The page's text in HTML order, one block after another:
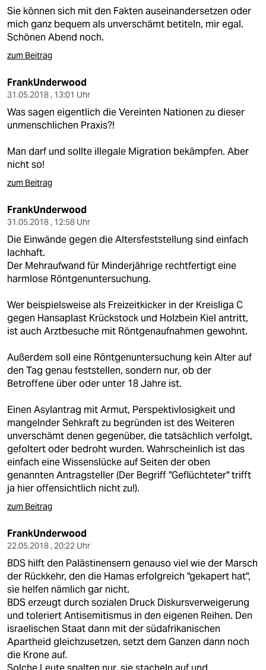
Sie können sich mit den Fakten auseinandersetzen oder
mich ganz bequem als unverschämt betiteln, mir egal.
Schönen Abend noch.
zum Beitrag
FrankUnderwood
31.05.2018 , 13:01 Uhr
Was sagen eigentlich die Vereinten Nationen zu dieser
unmenschlichen Praxis?!
Man darf und sollte illegale Migration bekämpfen. Aber
nicht so!
zum Beitrag
FrankUnderwood
31.05.2018 , 12:58 Uhr
Die Einwände gegen die Altersfeststellung sind einfach
lachhaft.
Der Mehraufwand für Minderjährige rechtfertigt eine
harmlose Röntgenuntersuchung.
Wer beispielsweise als Freizeitkicker in der Kreisliga C
gegen Hansaplast Krückstock und Holzbein Kiel antritt,
ist auch Arztbesuche mit Röntgenaufnahmen gewohnt.
Außerdem soll eine Röntgenuntersuchung kein Alter auf
den Tag genau feststellen, sondern nur, ob der
Betroffene über oder unter 18 Jahre ist.
Einen Asylantrag mit Armut, Perspektivlosigkeit und
mangelnder Sehkraft zu begründen ist des Weiteren
unverschämt denen gegenüber, die tatsächlich verfolgt,
gefoltert oder bedroht wurden. Wahrscheinlich ist das
einfach eine Wissenslücke auf Seiten der oben
genannten Antragsteller (Der Begriff "Geflüchteter" trifft
ja hier offensichtlich nicht zu!).
zum Beitrag
FrankUnderwood
22.05.2018 , 20:22 Uhr
BDS hilft den Palästinensern genauso viel wie der Marsch
der Rückkehr, den die Hamas erfolgreich "gekapert hat",
sie helfen nämlich gar nicht.
BDS erzeugt durch sozialen Druck Diskursverweigerung
und toleriert Antisemitismus in den eigenen Reihen. Den
israelischen Staat dann mit der südafrikanischen
Apartheid gleichzusetzen, setzt dem Ganzen dann noch
die Krone auf.